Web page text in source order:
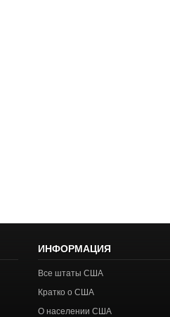
ИНФОРМАЦИЯ
Все штаты США
Кратко о США
О населении США